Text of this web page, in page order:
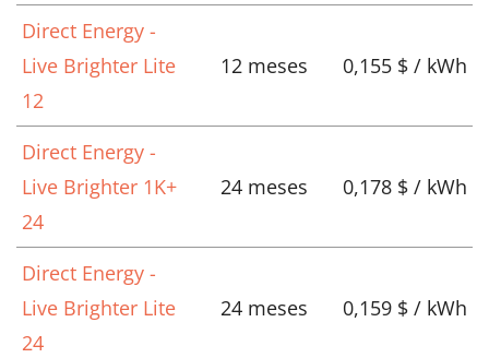
Direct Energy -
Live Brighter Lite
12
12 meses 0,155 $ / kWh
Direct Energy -
Live Brighter 1K+
24
24 meses 0,178 $ / kWh
Direct Energy -
Live Brighter Lite
24
24 meses 0,159 $ / kWh